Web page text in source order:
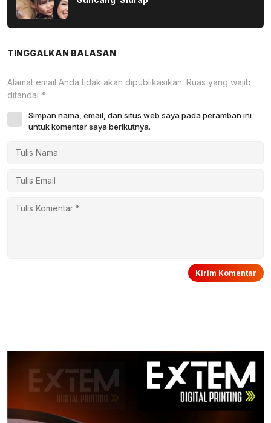
TINGGALKAN BALASAN
Alamat email Anda tidak akan dipublikasikan. Ruas yang wajib
ditandai *
Simpan nama, email, dan situs web saya pada peramban ini
untuk komentar saya berikutnya.